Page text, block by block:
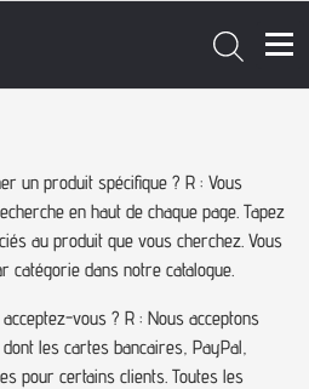
un produit spécifique ? R : Vous
en haut de chaque page. Tapez
au produit que vous cherchez. Vous
catégorie dans notre catalogue.
vous ? R : Nous acceptons
les cartes bancaires, PayPal,
pour certains clients. Toutes les